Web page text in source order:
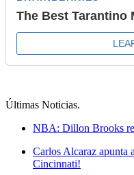
Últimas Noticias.
NBA: Dillon Brooks
Carlos Alcaraz apunta
Cincinnati!